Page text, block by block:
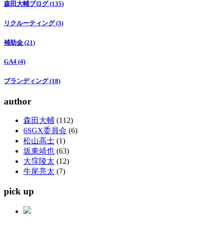
森田大輔ブログ (135)
リクルーティング (3)
補助金 (21)
GA4 (4)
ブランディング (18)
author
森田大輔 (112)
6SGX委員会 (6)
松山高士 (1)
坂東靖也 (63)
大窪陵太 (12)
牛尾亮太 (7)
pick up